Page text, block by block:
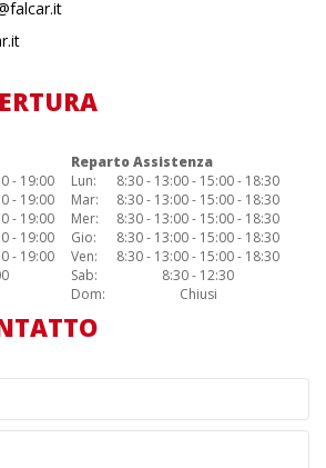
- 19:00
- 19:00
- 19:00
- 19:00
- 19:00
Reparto Assistenza
Lun:
8:30 - 13:00 - 15:00 - 18:30
Mar:
8:30 - 13:00 - 15:00 - 18:30
Mer:
8:30 - 13:00 - 15:00 - 18:30
Gio:
8:30 - 13:00 - 15:00 - 18:30
Ven:
8:30 - 13:00 - 15:00 - 18:30
Sab:
8:30 - 12:30
Dom:
Chiusi